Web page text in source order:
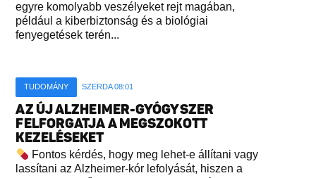
egyre komolyabb veszélyeket rejt magában,
például a kiberbiztonság és a biológiai
fenyegetések terén...
TUDOMÁNY SZERDA 08:01
AZ ÚJ ALZHEIMER-GYÓGYSZER
FELFORGATJA A MEGSZOKOTT
KEZELÉSEKET
Fontos kérdés, hogy meg lehet-e állítani vagy
lassítani az Alzheimer-kór lefolyását, hiszen a